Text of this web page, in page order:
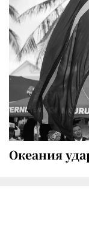
Океания